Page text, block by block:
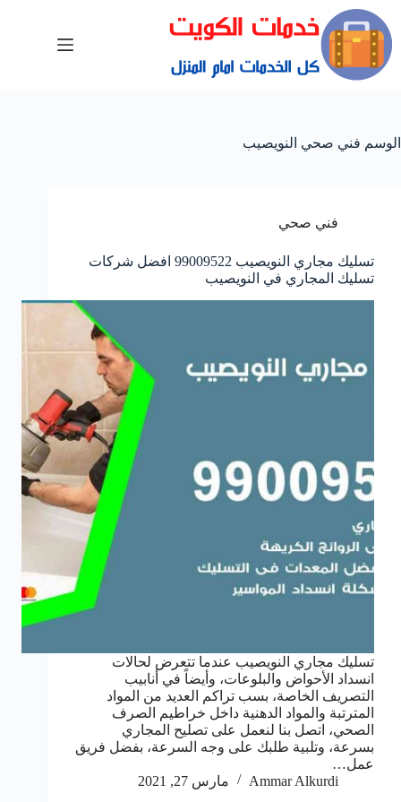
الوسم فني صحي النويصيب
فني صحي
تسليك مجاري النويصيب 99009522 افضل شركات
تسليك المجاري في النويصيب
تسليك مجاري النويصيب عندما تتعرض لحالات
انسداد الأحواض والبلوعات، وأيضاً في أنابيب
التصريف الخاصة، بسب تراكم العديد من المواد
المترتبة والمواد الدهنية داخل خراطيم الصرف
الصحي، اتصل بنا لنعمل على تصليح المجاري
بسرعة، وتلبية طلبك على وجه السرعة، بفضل فريق
عمل…
Ammar Alkurdi
مارس 27, 2021